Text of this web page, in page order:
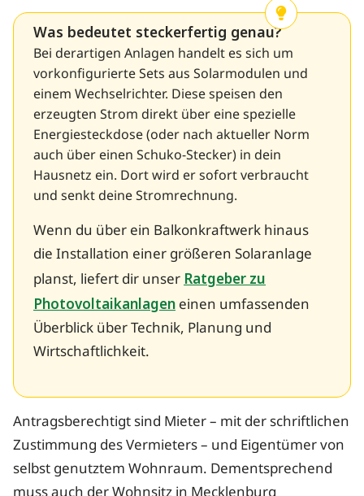
Was bedeutet steckerfertig genau?
Bei derartigen Anlagen handelt es sich um
vorkonfigurierte Sets aus Solarmodulen und
einem Wechselrichter. Diese speisen den
erzeugten Strom direkt über eine spezielle
Energiesteckdose (oder nach aktueller Norm
auch über einen Schuko-Stecker) in dein
Hausnetz ein. Dort wird er sofort verbraucht
und senkt deine Stromrechnung.
Wenn du über ein Balkonkraftwerk hinaus
die Installation einer größeren Solaranlage
planst, liefert dir unser Ratgeber zu
Photovoltaikanlagen einen umfassenden
Überblick über Technik, Planung und
Wirtschaftlichkeit.
Antragsberechtigt sind Mieter – mit der schriftlichen
Zustimmung des Vermieters – und Eigentümer von
selbst genutztem Wohnraum. Dementsprechend